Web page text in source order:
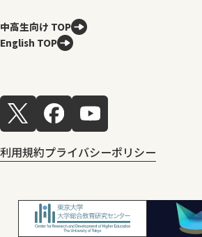
中高生向け TOP
English TOP
利用規約プライバシーポリシー